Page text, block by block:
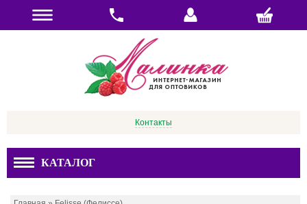
Контакты
КАТАЛОГ